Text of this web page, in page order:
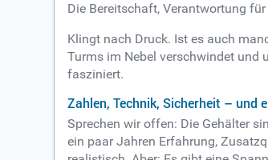
Die Bereitschaft, Verantwortung
Klingt nach Druck. Ist es auch
Turms im Nebel verschwindet und
fasziniert.
Zahlen, Technik, Sicherheit – und
Sprechen wir offen: Die Gehälter
ein paar Jahren Erfahrung,